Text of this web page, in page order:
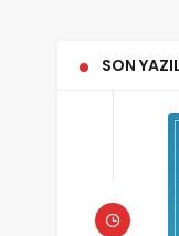
SON